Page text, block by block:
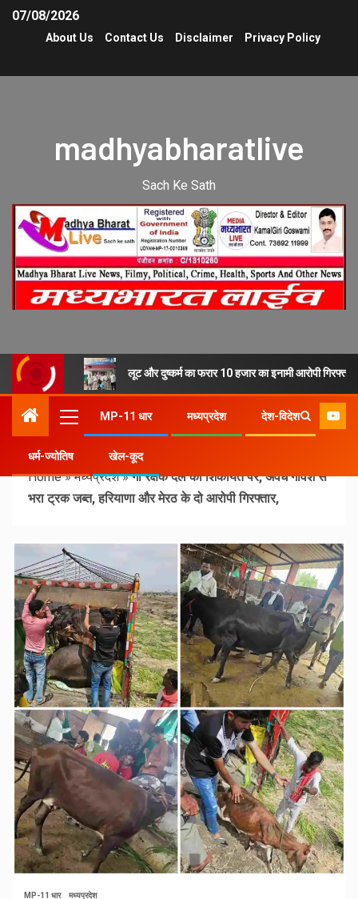
07/08/2026
About Us Contact Us Disclaimer Privacy Policy
madhyabharatlive
Sach Ke Sath
लूट और दुष्कर्म का फरार 10 हजार का इनामी आरोपी गिरफ्तार
MP-11 धार मध्यप्रदेश देश-विदेश
धर्म-ज्योतिष खेल-कूद
Home»मध्यप्रदेश»गौ रक्षक दल की शिकायत पर, अवैध गोवंश से
भरा ट्रक जब्त, हरियाणा और मेरठ के दो आरोपी गिरफ्तार,
MP-11 धार मध्यप्रदेश